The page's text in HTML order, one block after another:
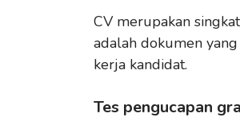
CV merupakan
adalah dokumen
kerja kandidat.
Tes pengucapan